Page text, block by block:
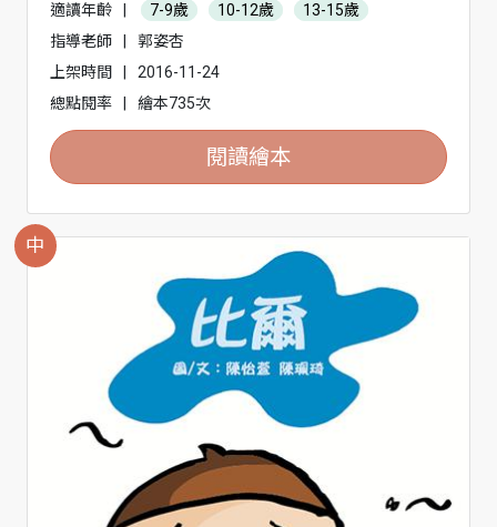
適讀年齡
7-9歲 10-12歲
13-15歲
指導老師
郭姿杏
上架時間
2016-11-24
總點閱率
繪本735次
閱讀繪本
中